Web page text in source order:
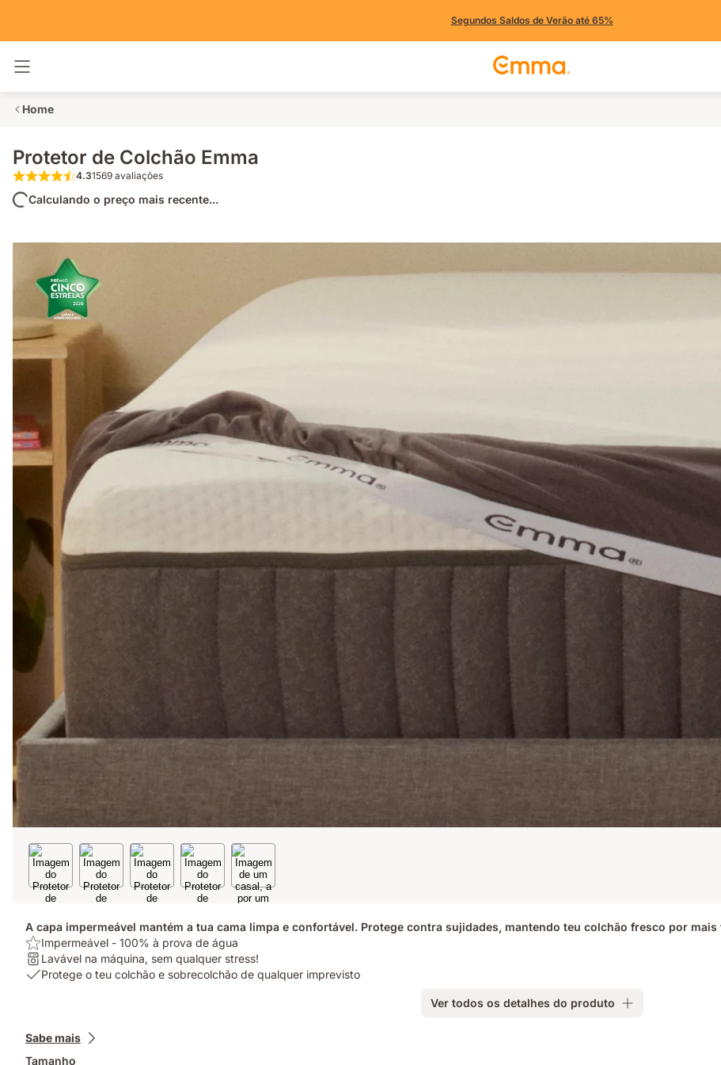
Segundos Saldos de Verão até 65%
Home
Protetor de Colchão Emma
4.3 de 5 estrelas 1569 avaliações
4.31569 avaliações
Calculando o preço mais recente...
A capa impermeável mantém a tua cama limpa e confortável. Protege contra sujidades, mantendo teu colchão fresco por mais
USP/benefit:
Impermeável
-
de
Impermeável - 100% à prova de água
Lavagem:
Lavável
qualquer
Lavável na máquina, sem qualquer stress!
USP
teu
Protege o teu colchão e sobrecolchão de qualquer imprevisto
Ver todos os detalhes do produto
Complementos
Sabe mais
Tamanho